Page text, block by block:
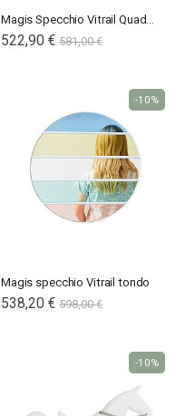
Magis Specchio Vitrail Quadrato
Special
Price
522,90 € 581,00 €
Magis specchio Vitrail tondo
538,20 € 598,00 €
-10%
-10%